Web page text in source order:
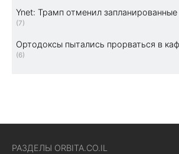
Ynet: Трамп отменил
(7)
Ортодоксы пытались прорваться в
(6)
РАЗДЕЛЫ ORBITA.CO.IL